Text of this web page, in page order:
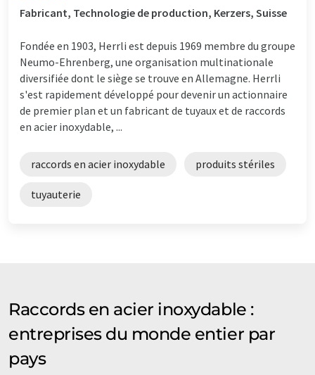
Fabricant, Technologie de production, Kerzers, Suisse
Fondée en 1903, Herrli est depuis 1969 membre du groupe
Neumo-Ehrenberg, une organisation multinationale
diversifiée dont le siège se trouve en Allemagne. Herrli
s'est rapidement développé pour devenir un actionnaire
de premier plan et un fabricant de tuyaux et de raccords
en acier inoxydable, ...
raccords en acier inoxydable produits stériles
tuyauterie
Raccords en acier inoxydable :
entreprises du monde entier par
pays